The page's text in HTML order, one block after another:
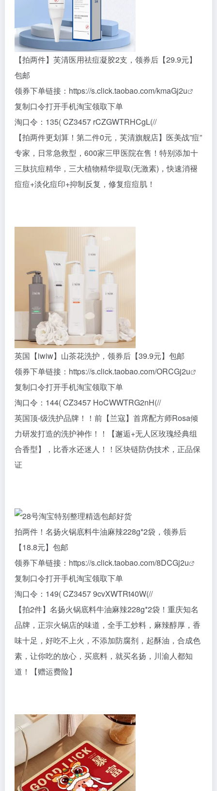
【拍两件】芙清医用祛痘凝胶2支，领券后【29.9元】
包邮
领券下单链接： https://s.click.taobao.com/kmaGj2u
复制口令打开手机淘宝领取下单
淘口令：135( CZ3457 rCZGWTRHCgL(//
【拍两件更划算！第二件0元，芙清旗舰店】医美战”痘”
专家，日常急救型，600家三甲医院在售！特别添加十
三肽抗痘精华，三大植物精华提取(无激素)，快速消褪
痘痘+淡化痘印+抑制反复，修复痘痘肌！
英国【iwiw】山茶花洗护，领券后【39.9元】包邮
领券下单链接： https://s.click.taobao.com/ORCGj2u
复制口令打开手机淘宝领取下单
淘口令：144( CZ3457 HoCWWTRG2nH(//
英国顶-级洗护品牌！！前【兰寇】首席配方师Rosa倾
力研发打造的洗护神作！！【邂逅+无人区玫瑰经典组
合香型】，比香水还迷人！！区块链防伪技术，正品保
证
拍两件！名扬火锅底料牛油麻辣228g*2袋，领券后
【18.8元】包邮
领券下单链接： https://s.click.taobao.com/8DCGj2u
复制口令打开手机淘宝领取下单
淘口令：149( CZ3457 9cvXWTRt40W(//
【拍2件】名扬火锅底料牛油麻辣228g*2袋！重庆知名
品牌，正宗火锅店的味道，全手工炒料，麻辣醇厚，香
味十足，好吃不上火，不添加防腐剂，起酥油，合成色
素，让你吃的放心，买底料，就买名扬，川渝人都知
道！【赠运费险】